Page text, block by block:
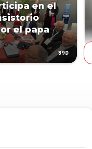
en el
el papa
39D